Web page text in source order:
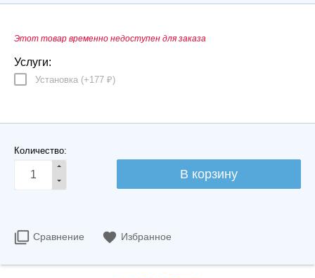
Этот товар временно недоступен для заказа
Услуги:
Установка (+177 ₽)
Количество:
Сравнение Избранное